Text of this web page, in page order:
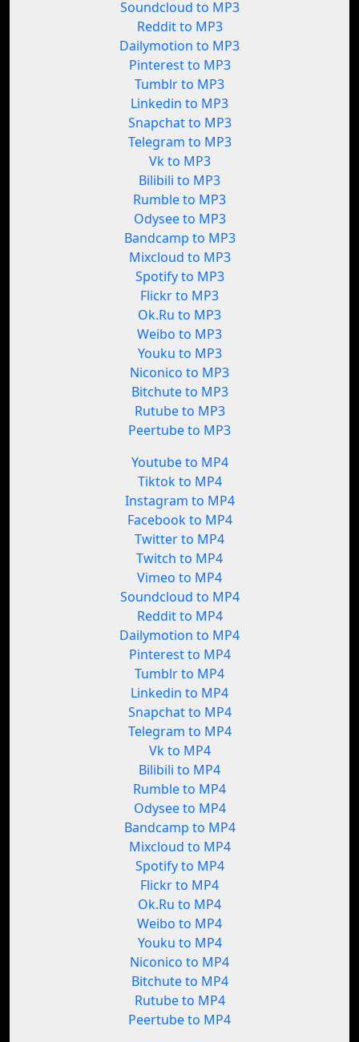
Soundcloud to MP3
Reddit to MP3
Dailymotion to MP3
Pinterest to MP3
Tumblr to MP3
Linkedin to MP3
Snapchat to MP3
Telegram to MP3
Vk to MP3
Bilibili to MP3
Rumble to MP3
Odysee to MP3
Bandcamp to MP3
Mixcloud to MP3
Spotify to MP3
Flickr to MP3
Ok.Ru to MP3
Weibo to MP3
Youku to MP3
Niconico to MP3
Bitchute to MP3
Rutube to MP3
Peertube to MP3
Youtube to MP4
Tiktok to MP4
Instagram to MP4
Facebook to MP4
Twitter to MP4
Twitch to MP4
Vimeo to MP4
Soundcloud to MP4
Reddit to MP4
Dailymotion to MP4
Pinterest to MP4
Tumblr to MP4
Linkedin to MP4
Snapchat to MP4
Telegram to MP4
Vk to MP4
Bilibili to MP4
Rumble to MP4
Odysee to MP4
Bandcamp to MP4
Mixcloud to MP4
Spotify to MP4
Flickr to MP4
Ok.Ru to MP4
Weibo to MP4
Youku to MP4
Niconico to MP4
Bitchute to MP4
Rutube to MP4
Peertube to MP4